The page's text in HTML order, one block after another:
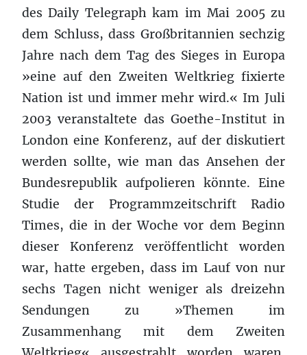
des Daily Telegraph kam im Mai 2005 zu
dem Schluss, dass Großbritannien sechzig
Jahre nach dem Tag des Sieges in Europa
»eine auf den Zweiten Weltkrieg fixierte
Nation ist und immer mehr wird.« Im Juli
2003 veranstaltete das Goethe-Institut in
London eine Konferenz, auf der diskutiert
werden sollte, wie man das Ansehen der
Bundesrepublik aufpolieren könnte. Eine
Studie der Programmzeitschrift Radio
Times, die in der Woche vor dem Beginn
dieser Konferenz veröffentlicht worden
war, hatte ergeben, dass im Lauf von nur
sechs Tagen nicht weniger als dreizehn
Sendungen zu »Themen im
Zusammenhang mit dem Zweiten